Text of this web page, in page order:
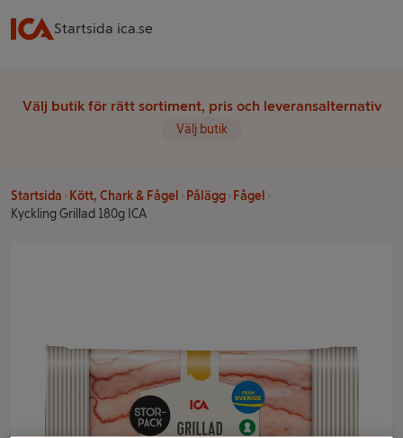
Startsida ica.se
Välj butik för rätt sortiment, pris och leveransalternativ
Välj butik
Startsida Kött, Chark & Fågel Pålägg
Fågel
Kyckling Grillad 180g ICA